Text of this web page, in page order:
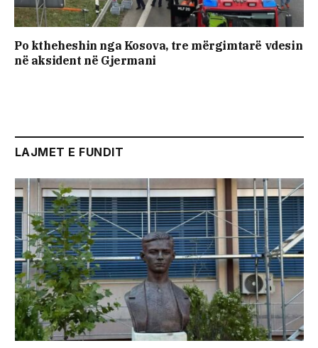
Po ktheheshin nga Kosova, tre mërgimtarë vdesin
në aksident në Gjermani
LAJMET E FUNDIT